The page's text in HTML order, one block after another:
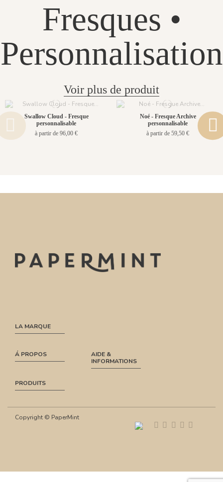
Fresques •
Personnalisation
Voir plus de produit
Swallow Cloud - Fresque
personnalisable
à partir de 96,00 €
Noé - Fresque Archive
personnalisable
à partir de 59,50 €
LA MARQUE
Á PROPOS
AIDE &
INFORMATIONS
PRODUITS
Copyright © PaperMint